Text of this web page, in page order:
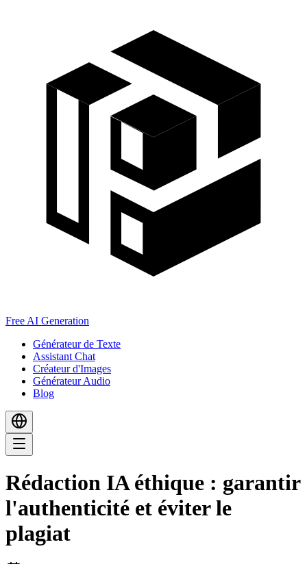
Free AI Generation
Générateur de Texte
Assistant Chat
Créateur d'Images
Générateur Audio
Blog
Rédaction IA éthique : garantir
l'authenticité et éviter le
plagiat